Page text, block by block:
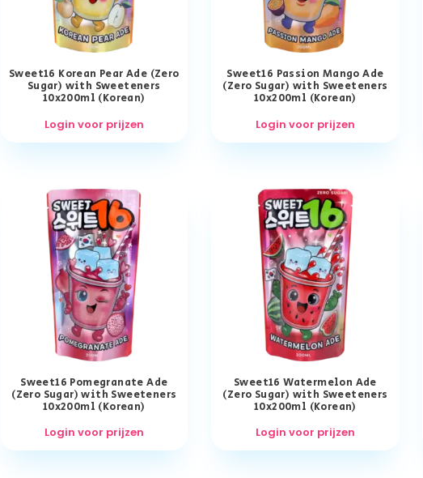
Sweet16 Korean Pear Ade (Zero
Sugar) with Sweeteners
10x200ml (Korean)
Login voor prijzen
Sweet16 Passion Mango Ade
(Zero Sugar) with Sweeteners
10x200ml (Korean)
Login voor prijzen
Sweet16 Pomegranate Ade
(Zero Sugar) with Sweeteners
10x200ml (Korean)
Login voor prijzen
Sweet16 Watermelon Ade
(Zero Sugar) with Sweeteners
10x200ml (Korean)
Login voor prijzen